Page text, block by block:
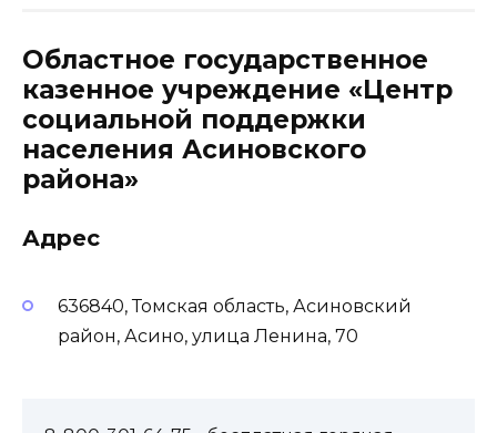
Областное государственное
казенное учреждение «Центр
социальной поддержки
населения Асиновского
района»
Адрес
636840, Томская область, Асиновский
район, Асино, улица Ленина, 70